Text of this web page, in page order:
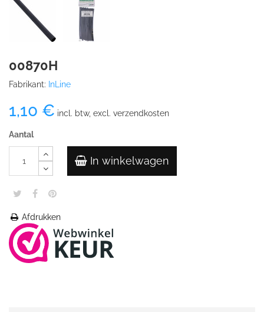
00870H
Fabrikant: InLine
1,10 € incl. btw, excl. verzendkosten
Aantal
In winkelwagen
Afdrukken